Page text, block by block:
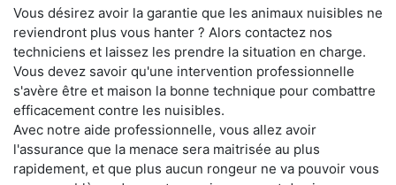
Vous désirez avoir la garantie que les animaux nuisibles ne
reviendront plus vous hanter ? Alors contactez nos
techniciens et laissez les prendre la situation en charge.
Vous devez savoir qu'une intervention professionnelle
s'avère être et maison la bonne technique pour combattre
efficacement contre les nuisibles.
Avec notre aide professionnelle, vous allez avoir
l'assurance que la menace sera maitrisée au plus
rapidement, et que plus aucun rongeur ne va pouvoir vous